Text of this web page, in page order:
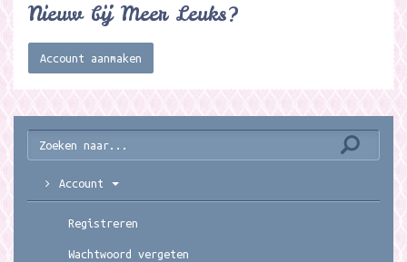
Nieuw bij Meer Leuks?
Account aanmaken
Account
Registreren
Wachtwoord vergeten